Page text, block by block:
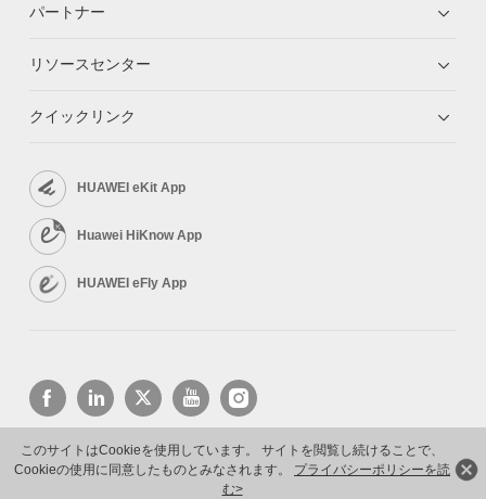
このサイトはCookieを使用しています。 サイトを閲覧し続けることで、
Cookieの使用に同意したものとみなされます。 プライバシーポリシーを読
む>
パートナー
リソースセンター
クイックリンク
HUAWEI eKit App
Huawei HiKnow App
HUAWEI eFly App
Copyright © 2026 Huawei Technologies Co., Ltd. All rights reserved.
プライバシーポリシー